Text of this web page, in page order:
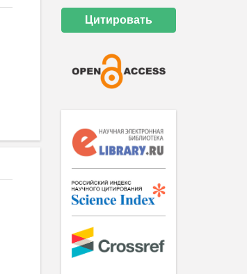
Цитировать